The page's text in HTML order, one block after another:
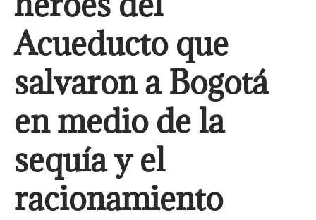
Acueducto que
salvaron a Bogotá
en medio de la
sequía y el
racionamiento